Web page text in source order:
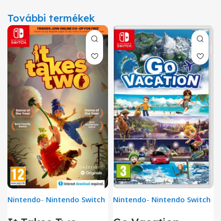
További termékek
Nintendo- Nintendo Switch Nintendo- Nintendo Switch